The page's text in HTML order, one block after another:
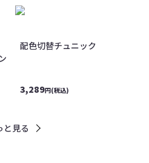
配色切替チュニック
3,289円(税込)
と見る